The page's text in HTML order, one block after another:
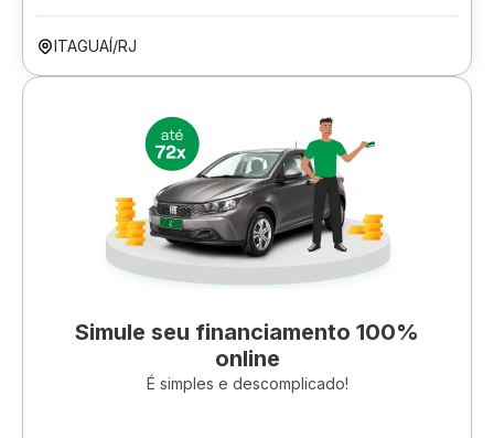
ITAGUAÍ/RJ
Simule seu financiamento 100%
online
É simples e descomplicado!